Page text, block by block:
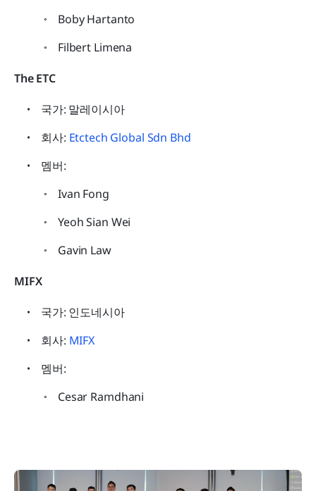
Boby Hartanto
Filbert Limena
The ETC
국가: 말레이시아
회사: Etctech Global Sdn Bhd
멤버:
Ivan Fong
Yeoh Sian Wei
Gavin Law
MIFX
국가: 인도네시아
회사: MIFX
멤버:
Cesar Ramdhani